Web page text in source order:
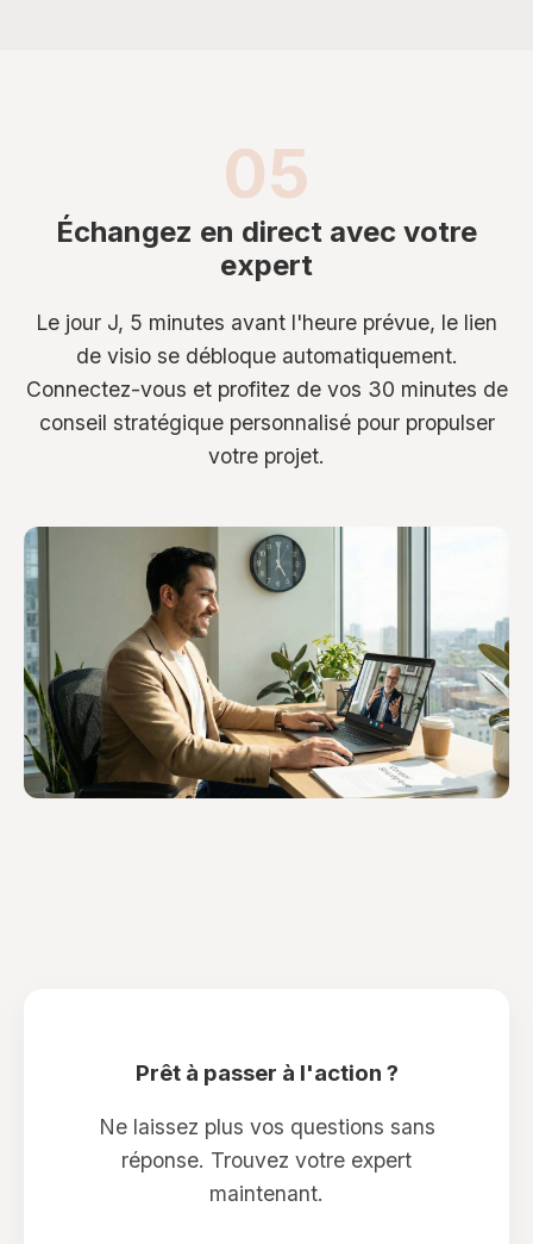
05
Échangez en direct avec votre
expert
Le jour J, 5 minutes avant l'heure prévue, le lien
de visio se débloque automatiquement.
Connectez-vous et profitez de vos 30 minutes de
conseil stratégique personnalisé pour propulser
votre projet.
Prêt à passer à l'action ?
Ne laissez plus vos questions sans
réponse. Trouvez votre expert
maintenant.